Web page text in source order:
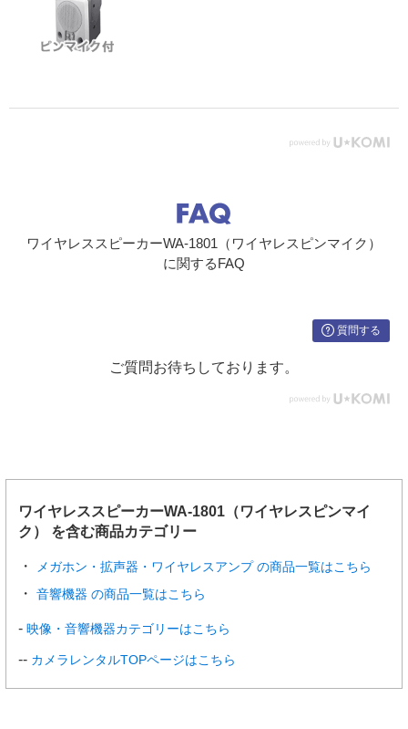
ワイヤレススピーカーWA-1801（ワイヤレスピンマイク）
に関するFAQ
質問する
ご質問お待ちしております。
ワイヤレススピーカーWA-1801（ワイヤレスピンマイ
ク） を含む商品カテゴリー
メガホン・拡声器・ワイヤレスアンプ の商品一覧はこちら
音響機器 の商品一覧はこちら
映像・音響機器カテゴリーはこちら
カメラレンタルTOPページはこちら